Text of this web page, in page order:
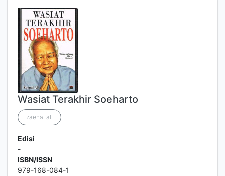
Wasiat Terakhir Soeharto
zaenal ali
Edisi
-
ISBN/ISSN
979-168-084-1